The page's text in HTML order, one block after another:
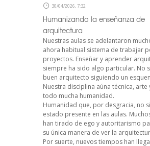
30/04/2026, 7:32
Humanizando la enseñanza de
arquitectura
Nuestras aulas se adelantaron
ahora habitual sistema de trabajar
proyectos. Enseñar y aprender
siempre ha sido algo particular. No
buen arquitecto siguiendo un
Nuestra disciplina aúna técnica, arte
todo mucha humanidad.
Humanidad que, por desgracia, no
estado presente en las aulas.
han tirado de ego y autoritarismo
su única manera de ver la
Por suerte, nuevos tiempos han